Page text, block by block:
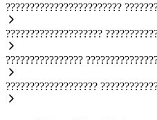
????????????????????????
????????????????????
????????????????
???????????????????